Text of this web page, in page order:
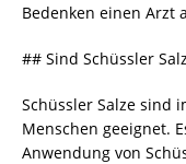
Bedenken einen Arzt
## Sind Schüssler
Schüssler Salze sind
Menschen geeignet.
Anwendung von